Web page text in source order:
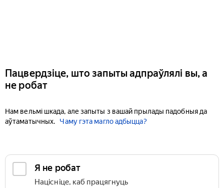
Пацвердзіце, што запыты адпраўлялі вы, а
не робат
Нам вельмі шкада, але запыты з вашай прылады падобныя да
аўтаматычных.
Чаму гэта магло адбыцца?
Я не робат
Націсніце, каб працягнуць